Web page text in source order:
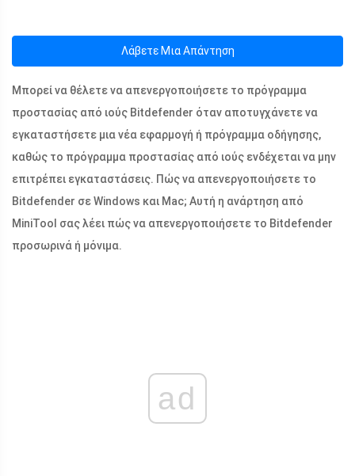
Λάβετε Μια Απάντηση
Μπορεί να θέλετε να απενεργοποιήσετε το πρόγραμμα
προστασίας από ιούς Bitdefender όταν αποτυγχάνετε να
εγκαταστήσετε μια νέα εφαρμογή ή πρόγραμμα οδήγησης,
καθώς το πρόγραμμα προστασίας από ιούς ενδέχεται να μην
επιτρέπει εγκαταστάσεις. Πώς να απενεργοποιήσετε το
Bitdefender σε Windows και Mac; Αυτή η ανάρτηση από
MiniTool σας λέει πώς να απενεργοποιήσετε το Bitdefender
προσωρινά ή μόνιμα.
ad